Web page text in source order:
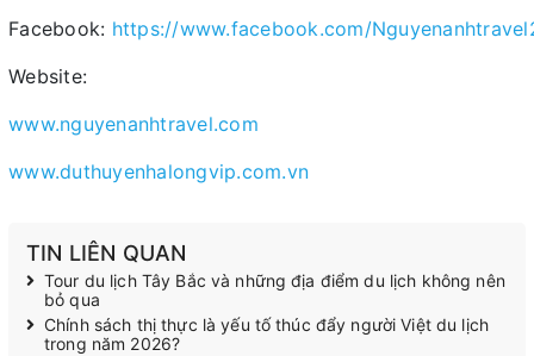
Facebook: https://www.facebook.com/
Website:
www.nguyenanhtravel.com
www.duthuyenhalongvip.com.vn
TIN LIÊN QUAN
Tour du lịch Tây Bắc và những địa điểm du lịch không nên
bỏ qua
Chính sách thị thực là yếu tố thúc đẩy người Việt du lịch
trong năm 2026?